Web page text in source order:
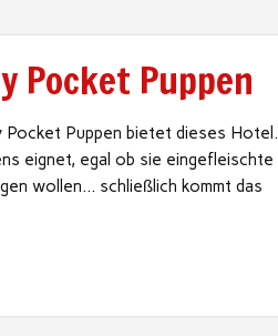
Pocket Puppen
Pocket Puppen bietet dieses Hotel.
eignet, egal ob sie eingefleischte
wollen… schließlich kommt das